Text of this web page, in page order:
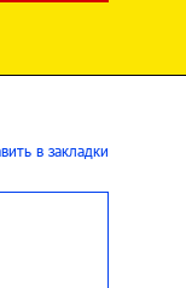
в закладки